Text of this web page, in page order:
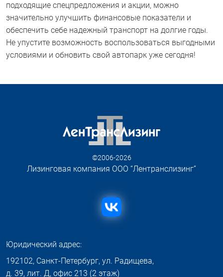
подходящие спецпредложения и акции, можно
значительно улучшить финансовые показатели и
обеспечить себе надежный транспорт на долгие годы.
Не упустите возможность воспользоваться выгодными
условиями и обновить свой автопарк уже сегодня!
©2006-2026
Лизинговая компания ООО “Лентранслизинг”
Юридический адрес:
192102, Санкт-Петербург, ул. Радищева,
д. 39, лит. Д, офис 213 (2 этаж)